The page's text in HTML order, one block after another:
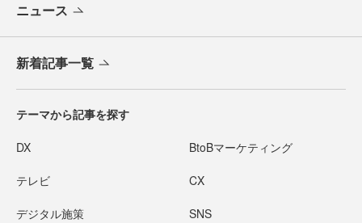
ニュース
新着記事一覧
テーマから記事を探す
DX BtoBマーケティング
テレビ CX
デジタル施策 SNS